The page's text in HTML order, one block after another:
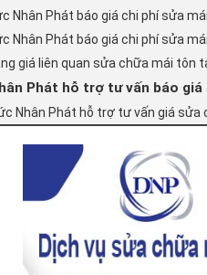
Nhân Phát báo giá chi phí sửa
Nhân Phát báo giá chi phí sửa
giá liên quan sửa chữa mái tôn
Phát hỗ trợ tư vấn báo
Nhân Phát hỗ trợ tư vấn giá sửa